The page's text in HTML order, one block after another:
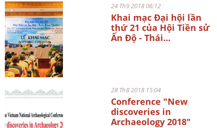
24 Th9 2018 06:12
Khai mạc Đại hội lần
thứ 21 của Hội Tiền sử
Ấn Độ - Thái...
28 Th8 2018 15:04
Conference "New
discoveries in
Archaeology 2018"